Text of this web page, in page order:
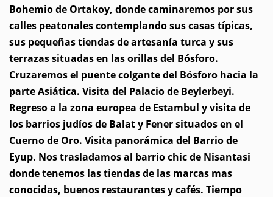
Bohemio de Ortakoy, donde caminaremos por sus
calles peatonales contemplando sus casas típicas,
sus pequeñas tiendas de artesanía turca y sus
terrazas situadas en las orillas del Bósforo.
Cruzaremos el puente colgante del Bósforo hacia la
parte Asiática. Visita del Palacio de Beylerbeyi.
Regreso a la zona europea de Estambul y visita de
los barrios judíos de Balat y Fener situados en el
Cuerno de Oro. Visita panorámica del Barrio de
Eyup. Nos trasladamos al barrio chic de Nisantasi
donde tenemos las tiendas de las marcas mas
conocidas, buenos restaurantes y cafés. Tiempo